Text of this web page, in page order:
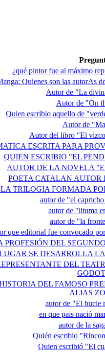
¿qué pintor fue al máximo
Quienes son las autorAs
Autor de "La
Autor de "On
Quien escribio aquello de
Autor de
Autor del libro "El
ESCRITA PARA
QUIEN ESCRIBIO "EL
AUTOR DE LA NOVELA
POETA CATALAN
LA TRILOGIA FORMADA
autor de "el
autor de "lituma
autor de "la
que editorial fue convocado
PROFESIÓN DEL
SE DESARROLLA
DEL
DEL FAMOSO
ALIAS
autor de "El bucle
en que pais nació
autor de la
Quién escribio
Quien escribió "El